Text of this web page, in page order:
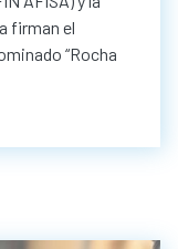
firman el
“Rocha